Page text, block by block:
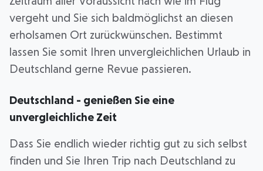
vergeht und Sie sich baldmöglichst an diesen
erholsamen Ort zurückwünschen. Bestimmt
lassen Sie somit Ihren unvergleichlichen Urlaub in
Deutschland gerne Revue passieren.
Deutschland - genießen Sie eine
unvergleichliche Zeit
Dass Sie endlich wieder richtig gut zu sich selbst
finden und Sie Ihren Trip nach Deutschland zu